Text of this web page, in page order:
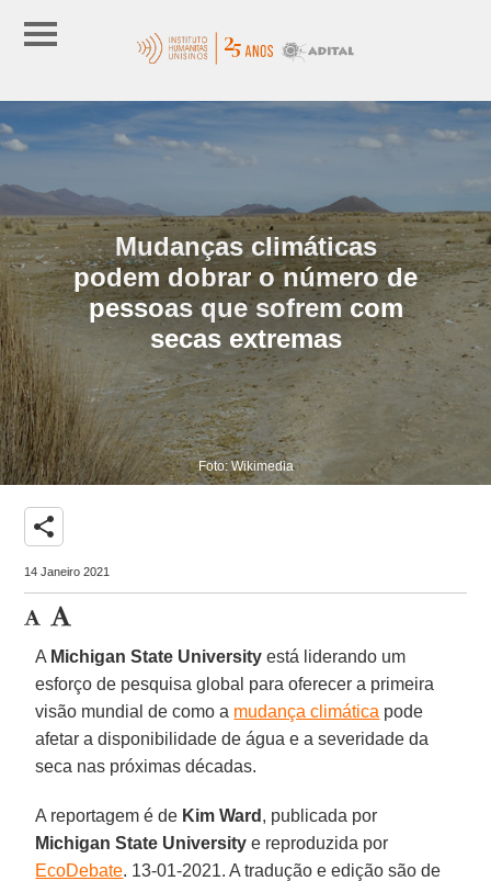
Mudanças climáticas
podem dobrar o número de
pessoas que sofrem com
secas extremas
Foto: Wikimedia
share
14 Janeiro 2021
A Michigan State University está liderando um
esforço de pesquisa global para oferecer a primeira
visão mundial de como a mudança climática pode
afetar a disponibilidade de água e a severidade da
seca nas próximas décadas.
A reportagem é de Kim Ward , publicada por
Michigan State University e reproduzida por
EcoDebate. 13-01-2021. A tradução e edição são de